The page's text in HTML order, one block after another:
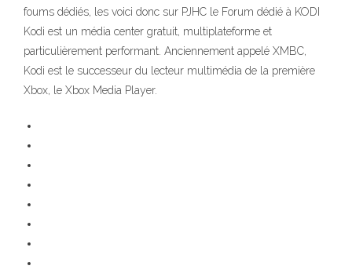
foums dédiés, les voici donc sur PJHC le Forum dédié à KODI
Kodi est un média center gratuit, multiplateforme et
particulièrement performant. Anciennement appelé XMBC,
Kodi est le successeur du lecteur multimédia de la première
Xbox, le Xbox Media Player.